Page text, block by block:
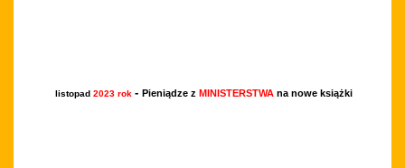
listopad 2023 rok - Pieniądze z MINISTERSTWA na nowe książki